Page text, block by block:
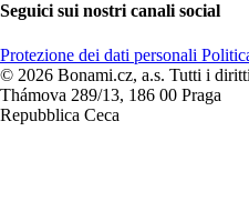
Seguici sui nostri canali social
Protezione dei dati personali
© 2026 Bonami.cz, a.s. Tutti i
Thámova 289/13, 186 00 Praga
Repubblica Ceca